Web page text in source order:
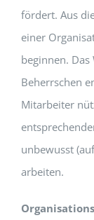
fördert. Aus
einer
beginnen.
Beherrschen
Mitarbeiter
unbewusst
arbeiten.